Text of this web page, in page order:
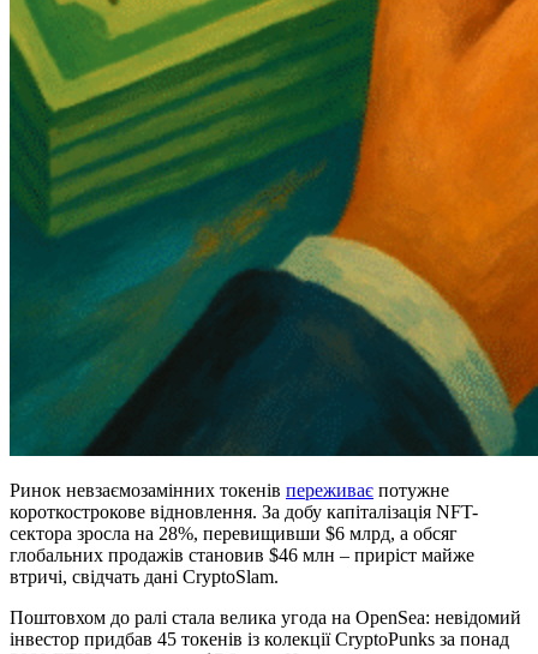
Ринок невзаємозамінних токенів переживає потужне
короткострокове відновлення. За добу капіталізація NFT-
сектора зросла на 28%, перевищивши $6 млрд, а обсяг
глобальних продажів становив $46 млн – приріст майже
втричі, свідчать дані CryptoSlam.
Поштовхом до ралі стала велика угода на OpenSea: невідомий
інвестор придбав 45 токенів із колекції CryptoPunks за понад